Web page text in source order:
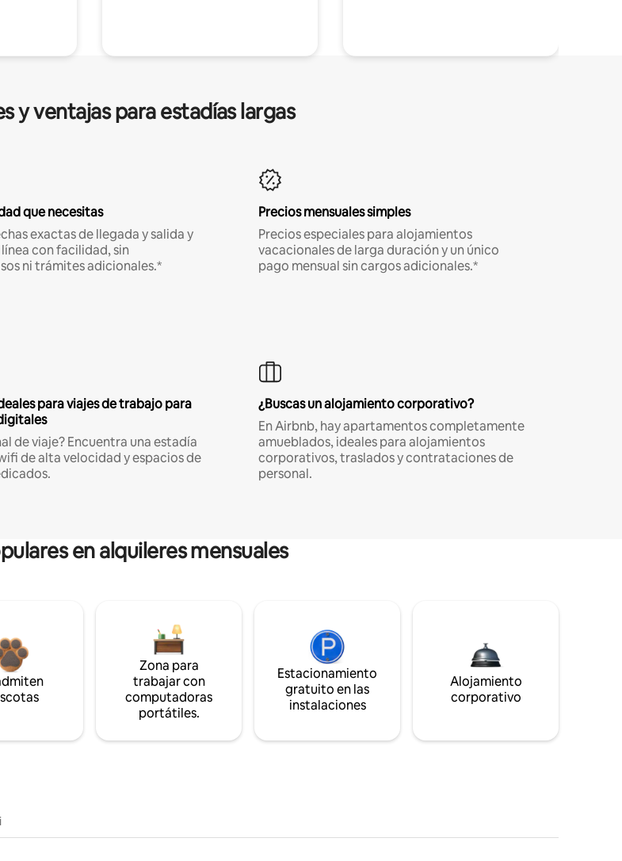
y ventajas para estadías largas
que necesitas
exactas de llegada y salida y
línea con facilidad, sin
ni trámites adicionales.*
Precios mensuales simples
Precios especiales para alojamientos
vacacionales de larga duración y un único
pago mensual sin cargos adicionales.*
para viajes de trabajo para
de viaje? Encuentra una estadía
de alta velocidad y espacios de
¿Buscas un alojamiento corporativo?
En Airbnb, hay apartamentos completamente
amueblados, ideales para alojamientos
corporativos, traslados y contrataciones de
personal.
en alquileres mensuales
Zona para
trabajar con
computadoras
portátiles.
Estacionamiento
gratuito en las
instalaciones
Alojamiento
corporativo